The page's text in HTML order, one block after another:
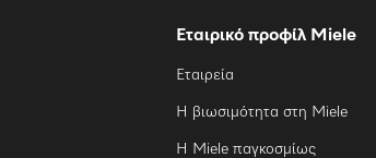
Εταιρικό προφίλ Miele
Εταιρεία
Η βιωσιμότητα στη Miele
Η Miele παγκοσμίως